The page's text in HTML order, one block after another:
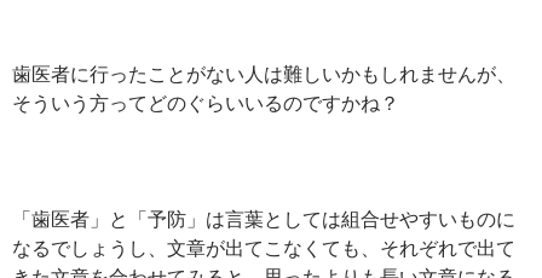
歯医者に行ったことがない人は難しいかもしれませんが、
そういう方ってどのぐらいいるのですかね？
「歯医者」と「予防」は言葉としては組合せやすいものに
なるでしょうし、文章が出てこなくても、それぞれで出て